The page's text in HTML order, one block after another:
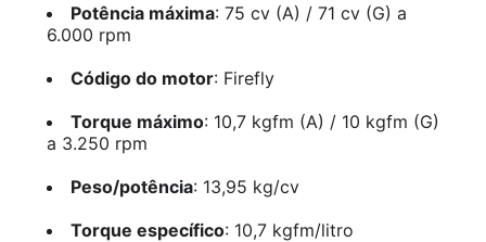
Potência máxima: 75 cv (A) / 71 cv (G) a
6.000 rpm
Código do motor: Firefly
Torque máximo: 10,7 kgfm (A) / 10 kgfm (G)
a 3.250 rpm
Peso/potência: 13,95 kg/cv
Torque específico: 10,7 kgfm/litro